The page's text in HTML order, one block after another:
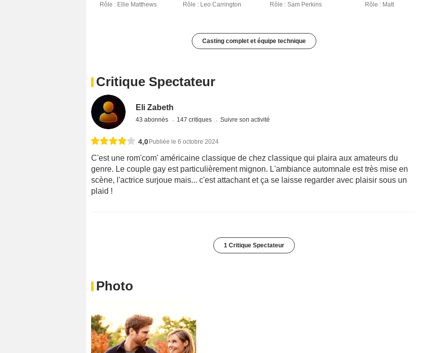
Rôle : Ellie Matthews Rôle : Leo Carrington Rôle : Sam Perkins Rôle : Matt
Casting complet et équipe technique
Critique Spectateur
Eli Zabeth
43 abonnés 147 critiques Suivre son activité
4,0Publiée le 6 octobre 2024
C'est une rom'com' américaine classique de chez classique qui plaira aux amateurs du
genre. Le couple gay est particulièrement mignon. L'ambiance automnale est très mise en
scène, l'actrice surjoue mais... c'est attachant et ça se laisse regarder avec plaisir sous un
plaid !
1 Critique Spectateur
Photo